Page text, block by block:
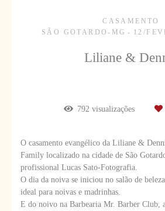
CASAMENTO
SÃO GOTARDO-MG
12/
Liliane &
792 visualizações
O casamento evangélico da Liliane &
Family localizado na cidade de São
profissional Lucas Sato-Fotografia.
O dia da noiva se iniciou no salão de
ideal para noivas e madrinhas.
E do noivo na Barbearia Mr. Barber Club,